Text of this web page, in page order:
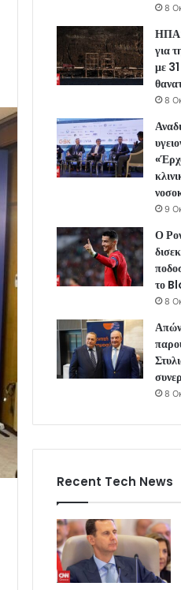
8
ΗΠΑ:
για
με
8
9
Ο
το
8
8
Recent Tech News